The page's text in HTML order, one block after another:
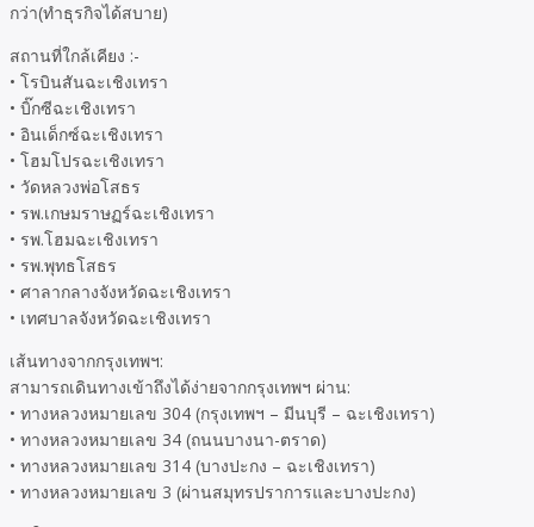
กว่า(ทำธุรกิจได้สบาย)
สถานที่ใกล้เคียง :-
• โรบินสันฉะเชิงเทรา
• บิ๊กซีฉะเชิงเทรา
• อินเด็กซ์ฉะเชิงเทรา
• โฮมโปรฉะเชิงเทรา
• วัดหลวงพ่อโสธร
• รพ.เกษมราษฏร์ฉะเชิงเทรา
• รพ.โฮมฉะเชิงเทรา
• รพ.พุทธโสธร
• ศาลากลางจังหวัดฉะเชิงเทรา
• เทศบาลจังหวัดฉะเชิงเทรา
เส้นทางจากกรุงเทพฯ:
สามารถเดินทางเข้าถึงได้ง่ายจากกรุงเทพฯ ผ่าน:
• ทางหลวงหมายเลข 304 (กรุงเทพฯ – มีนบุรี – ฉะเชิงเทรา)
• ทางหลวงหมายเลข 34 (ถนนบางนา-ตราด)
• ทางหลวงหมายเลข 314 (บางปะกง – ฉะเชิงเทรา)
• ทางหลวงหมายเลข 3 (ผ่านสมุทรปราการและบางปะกง)